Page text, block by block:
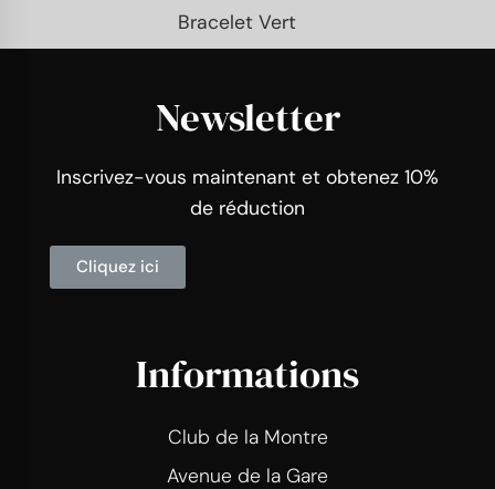
Bracelet Vert
Newsletter
Inscrivez-vous maintenant et obtenez 10%
de réduction
Cliquez ici
Informations
Club de la Montre
Avenue de la Gare